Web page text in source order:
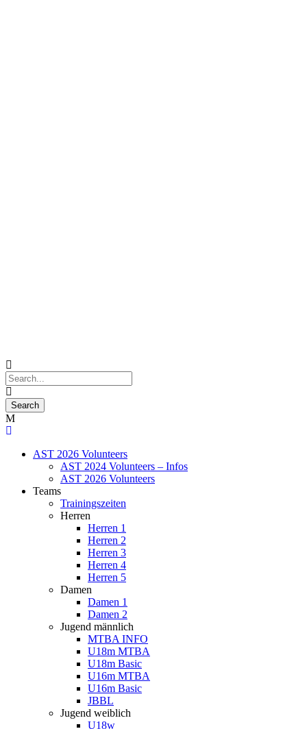
AST 2026 Volunteers
AST 2024 Volunteers – Infos
AST 2026 Volunteers
Teams
Trainingszeiten
Herren
Herren 1
Herren 2
Herren 3
Herren 4
Herren 5
Damen
Damen 1
Damen 2
Jugend männlich
MTBA INFO
U18m MTBA
U18m Basic
U16m MTBA
U16m Basic
JBBL
Jugend weiblich
U18w